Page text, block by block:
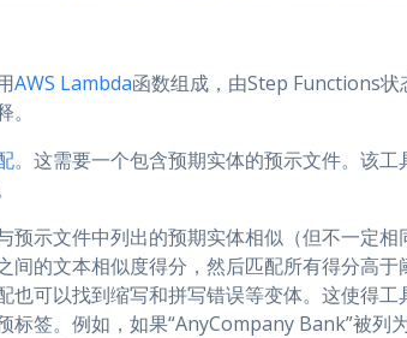
AWS Lambda函数组成，由Step Functions
。这需要一个包含预期实体的预示文件。该
预示文件中列出的预期实体相似（但不一定
间的文本相似度得分，然后匹配所有得分高
也可以找到缩写和拼写错误等变体。这使得
标签。例如，如果“AnyCompany Bank”被列